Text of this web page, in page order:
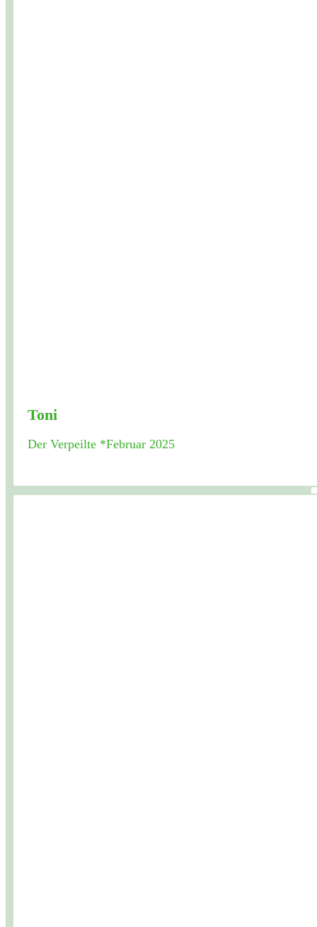
Toni
Der Verpeilte *Februar 2025